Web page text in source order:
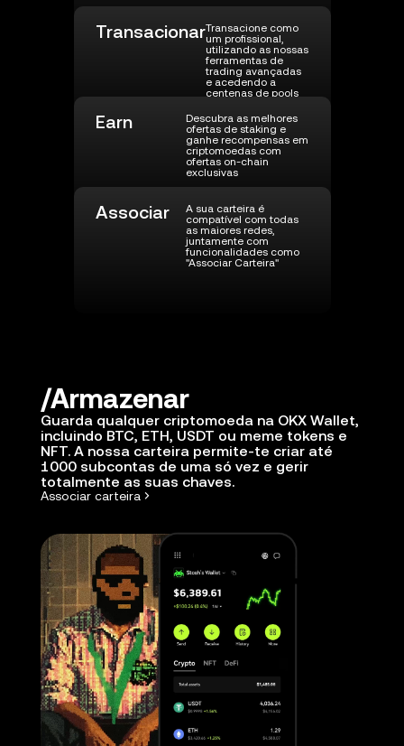
TransacionarTransacione como
um profissional,
utilizando as nossas
ferramentas de
trading avançadas
e acedendo a
centenas de pools
descentralizados
para a melhor
execução de preços
Earn
Descubra as melhores
ofertas de staking e
ganhe recompensas em
criptomoedas com
ofertas on-chain
exclusivas
Associar
A sua carteira é
compatível com todas
as maiores redes,
juntamente com
funcionalidades como
"Associar Carteira"
Armazenar
Guarda qualquer criptomoeda na OKX Wallet,
incluindo BTC, ETH, USDT ou meme tokens e
NFT. A nossa carteira permite-te criar até
1000 subcontas de uma só vez e gerir
totalmente as suas chaves.
Associar carteira